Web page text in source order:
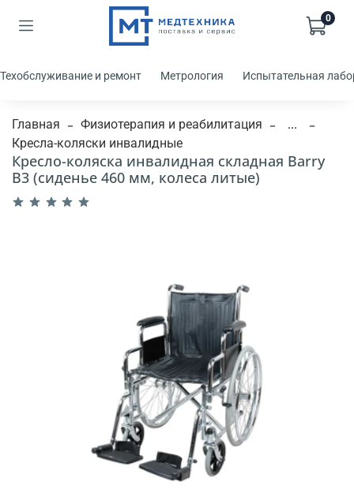
0
Техобслуживание и ремонт Метрология Испытательная
Главная Физиотерапия и реабилитация
...
Кресла-коляски инвалидные
Кресло-коляска инвалидная складная Barry
B3 (сиденье 460 мм, колеса литые)